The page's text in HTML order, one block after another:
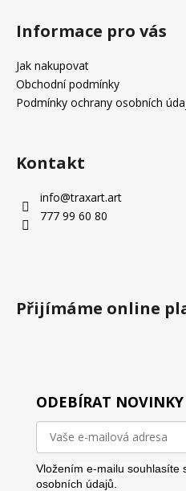
Informace pro vás
Jak nakupovat
Obchodní podmínky
Podmínky ochrany osobních
Kontakt
info@traxart.art
777 99 60 80
Přijímáme online
ODEBÍRAT NOVINKY
Vložením e-mailu souhlasíte
osobních údajů.